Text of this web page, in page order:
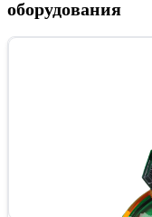
оборудования